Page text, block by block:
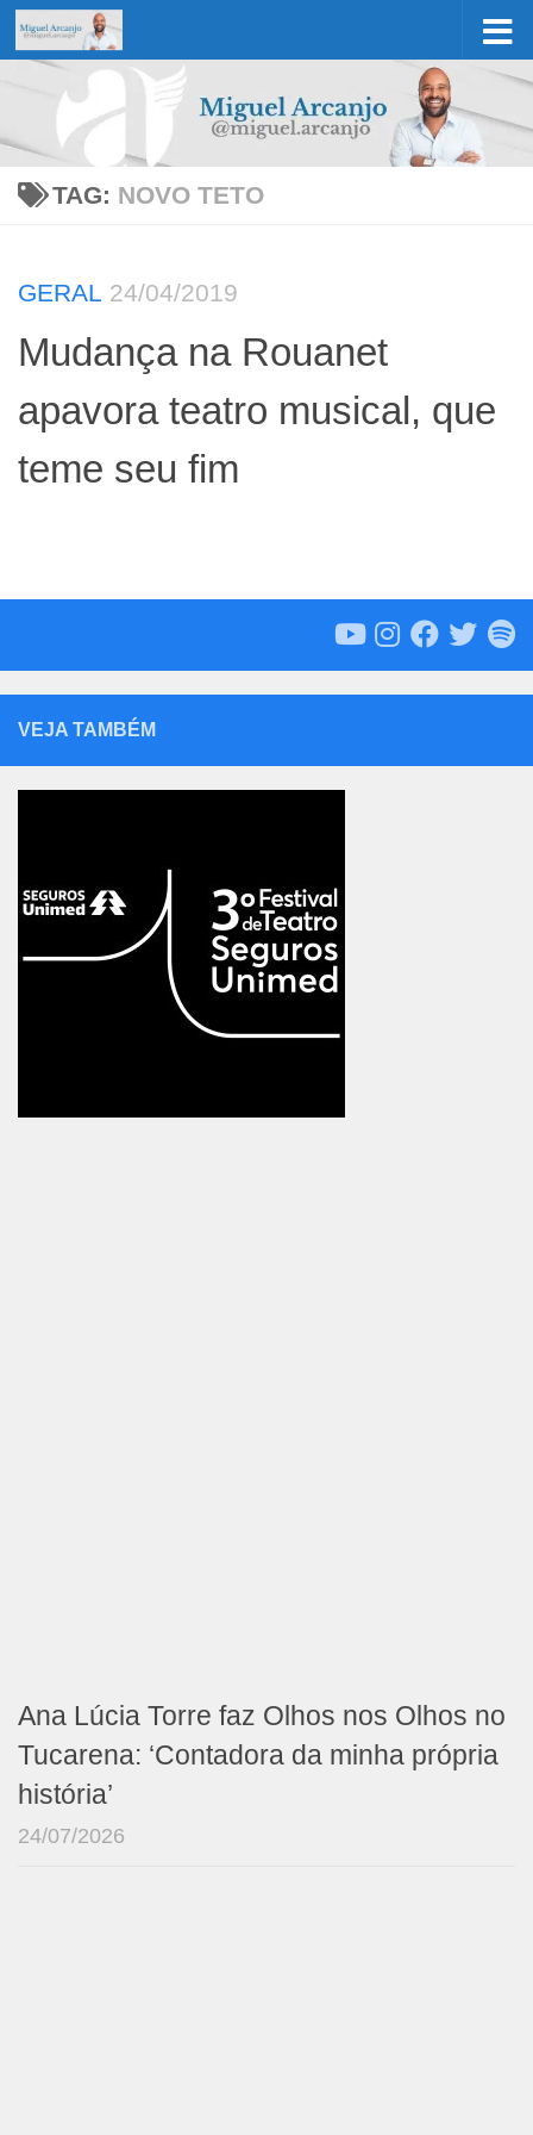
Skip to content
TAG: NOVO TETO
GERAL 24/04/2019
Mudança na Rouanet
apavora teatro musical, que
teme seu fim
VEJA TAMBÉM
Ana Lúcia Torre faz Olhos nos Olhos no
Tucarena: ‘Contadora da minha própria
história’
24/07/2026